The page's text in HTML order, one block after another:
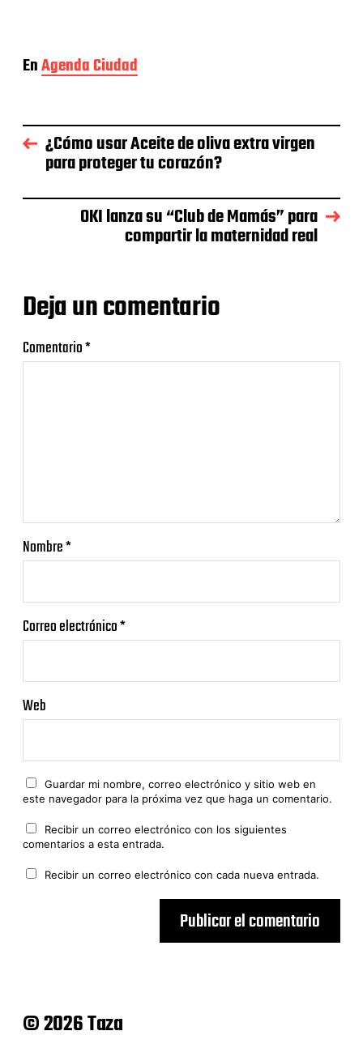
EnAgenda Ciudad
¿Cómo usar Aceite de oliva extra virgen
para proteger tu corazón?
OKI lanza su “Club de Mamás” para
compartir la maternidad real
Deja un comentario
Comentario*
Nombre*
Correo electrónico*
Web
Guardar mi nombre, correo electrónico y sitio web en
este navegador para la próxima vez que haga un comentario.
Recibir un correo electrónico con los siguientes
comentarios a esta entrada.
Recibir un correo electrónico con cada nueva entrada.
© 2026 Taza